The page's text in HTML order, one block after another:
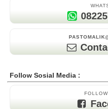
Follow Sosial Media :